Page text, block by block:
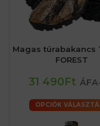
Magas túrabakancs
FOREST
31 490Ft
OPCIÓK